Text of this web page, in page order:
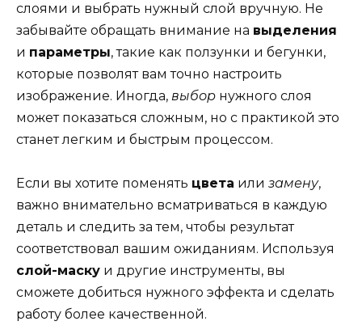
слоями и выбрать нужный слой вручную. Не
забывайте обращать внимание на выделения
и параметры, такие как ползунки и бегунки,
которые позволят вам точно настроить
изображение. Иногда, выбор нужного слоя
может показаться сложным, но с практикой это
станет легким и быстрым процессом.
Если вы хотите поменять цвета или замену,
важно внимательно всматриваться в каждую
деталь и следить за тем, чтобы результат
соответствовал вашим ожиданиям. Используя
слой-маску и другие инструменты, вы
сможете добиться нужного эффекта и сделать
работу более качественной.